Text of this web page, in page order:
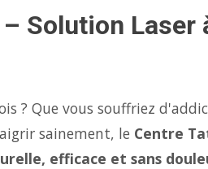
Solution Laser
? Que vous souffriez
sainement, le Centre
efficace et sans